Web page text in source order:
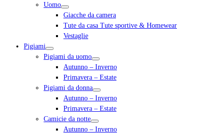
Uomo
Giacche da camera
Tute da casa Tute sportive & Homewear
Vestaglie
Pigiami
Pigiami da uomo
Autunno – Inverno
Primavera – Estate
Pigiami da donna
Autunno – Inverno
Primavera – Estate
Camicie da notte
Autunno – Inverno